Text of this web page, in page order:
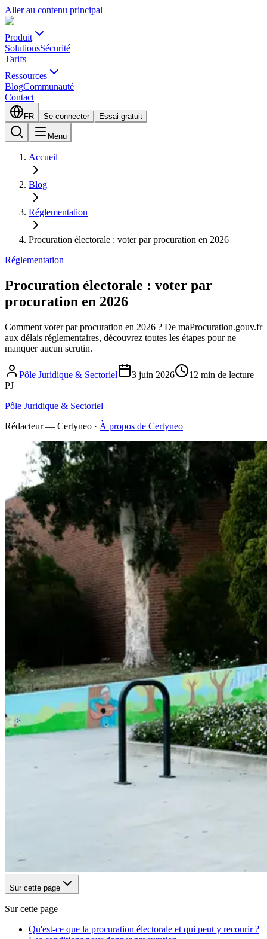
Aller au contenu principal
Produit
SolutionsSécurité
Tarifs
Ressources
BlogCommunauté
Contact
FR Se connecter Essai gratuit
Menu
Accueil
Blog
Réglementation
Procuration électorale : voter par procuration en 2026
Réglementation
Procuration électorale : voter par
procuration en 2026
Comment voter par procuration en 2026 ? De maProcuration.gouv.fr
aux délais réglementaires, découvrez toutes les étapes pour ne
manquer aucun scrutin.
Pôle Juridique & Sectoriel 3 juin 2026
12 min de lecture
PJ
Pôle Juridique & Sectoriel
Rédacteur — Certyneo · À propos de Certyneo
Sur cette page
Sur cette page
Qu'est-ce que la procuration électorale et qui peut y recourir ?